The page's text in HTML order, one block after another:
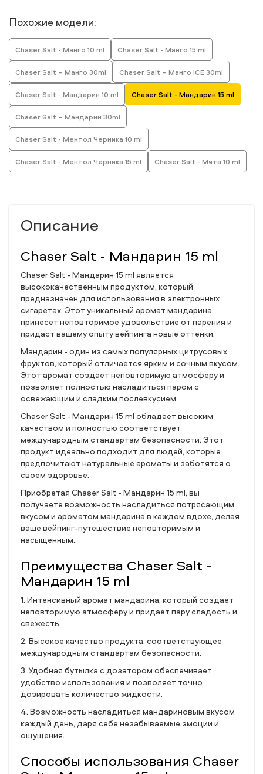
Похожие модели:
Chaser Salt - Манго 10 ml Chaser Salt - Манго 15 ml
Chaser Salt – Манго 30ml Chaser Salt – Манго ICE 30ml
Chaser Salt - Мандарин 10 ml Chaser Salt - Мандарин 15 ml
Chaser Salt – Мандарин 30ml
Chaser Salt - Ментол Черника 10 ml
Chaser Salt - Ментол Черника 15 ml Chaser Salt - Мята 10 ml
Описание
Chaser Salt - Мандарин 15 ml
Chaser Salt - Мандарин 15 ml является
высококачественным продуктом, который
предназначен для использования в электронных
сигаретах. Этот уникальный аромат мандарина
принесет неповторимое удовольствие от парения и
придаст вашему опыту вейпинга новые оттенки.
Мандарин - один из самых популярных цитрусовых
фруктов, который отличается ярким и сочным вкусом.
Этот аромат создает неповторимую атмосферу и
позволяет полностью насладиться паром с
освежающим и сладким послевкусием.
Chaser Salt - Мандарин 15 ml обладает высоким
качеством и полностью соответствует
международным стандартам безопасности. Этот
продукт идеально подходит для людей, которые
предпочитают натуральные ароматы и заботятся о
своем здоровье.
Приобретая Chaser Salt - Мандарин 15 ml, вы
получаете возможность насладиться потрясающим
вкусом и ароматом мандарина в каждом вдохе, делая
ваше вейпинг-путешествие неповторимым и
насыщенным.
Преимущества Chaser Salt -
Мандарин 15 ml
1. Интенсивный аромат мандарина, который создает
неповторимую атмосферу и придает пару сладость и
свежесть.
2. Высокое качество продукта, соответствующее
международным стандартам безопасности.
3. Удобная бутылка с дозатором обеспечивает
удобство использования и позволяет точно
дозировать количество жидкости.
4. Возможность насладиться мандариновым вкусом
каждый день, даря себе незабываемые эмоции и
ощущения.
Способы использования Chaser